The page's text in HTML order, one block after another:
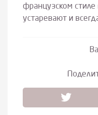
французском стиле
устаревают и